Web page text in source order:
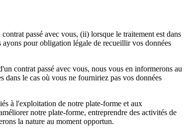
passé avec vous, (ii) lorsque le traitement est dans
pour obligation légale de recueillir vos données
contrat passé avec vous, nous vous en informerons au
dans le cas où vous ne fourniriez pas vos données
à l'exploitation de notre plate-forme et aux
notre plate-forme, entreprendre des activités de
la nature au moment opportun.